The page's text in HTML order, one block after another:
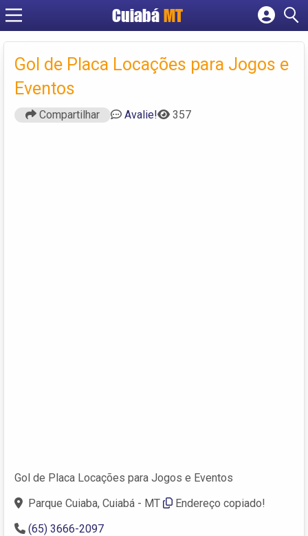
Cuiabá MT
Cadastrar empresa
Fazer login
Criar conta
Gol de Placa Locações para Jogos e
Eventos
Compartilhar Avalie! 357
Gol de Placa Locações para Jogos e Eventos
Parque Cuiaba, Cuiabá - MT
Endereço copiado!
(65) 3666-2097